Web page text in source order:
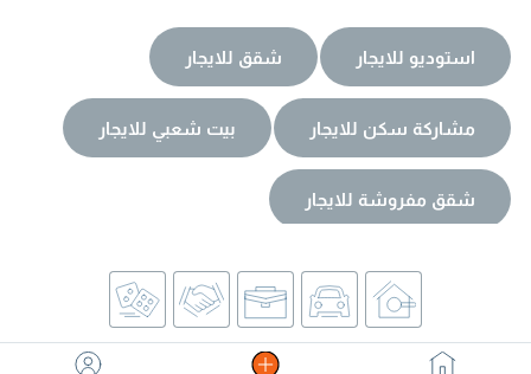
استوديو للايجار شقق للايجار
مشاركة سكن للايجار بيت شعبي للايجار
شقق مفروشة للايجار